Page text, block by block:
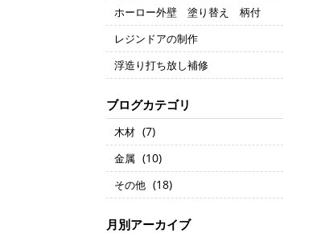
ホーロー外壁 塗り替え 柄付
レジンドアの制作
浮造り打ち放し補修
ブログカテゴリ
木材 (7)
金属 (10)
その他 (18)
月別アーカイブ